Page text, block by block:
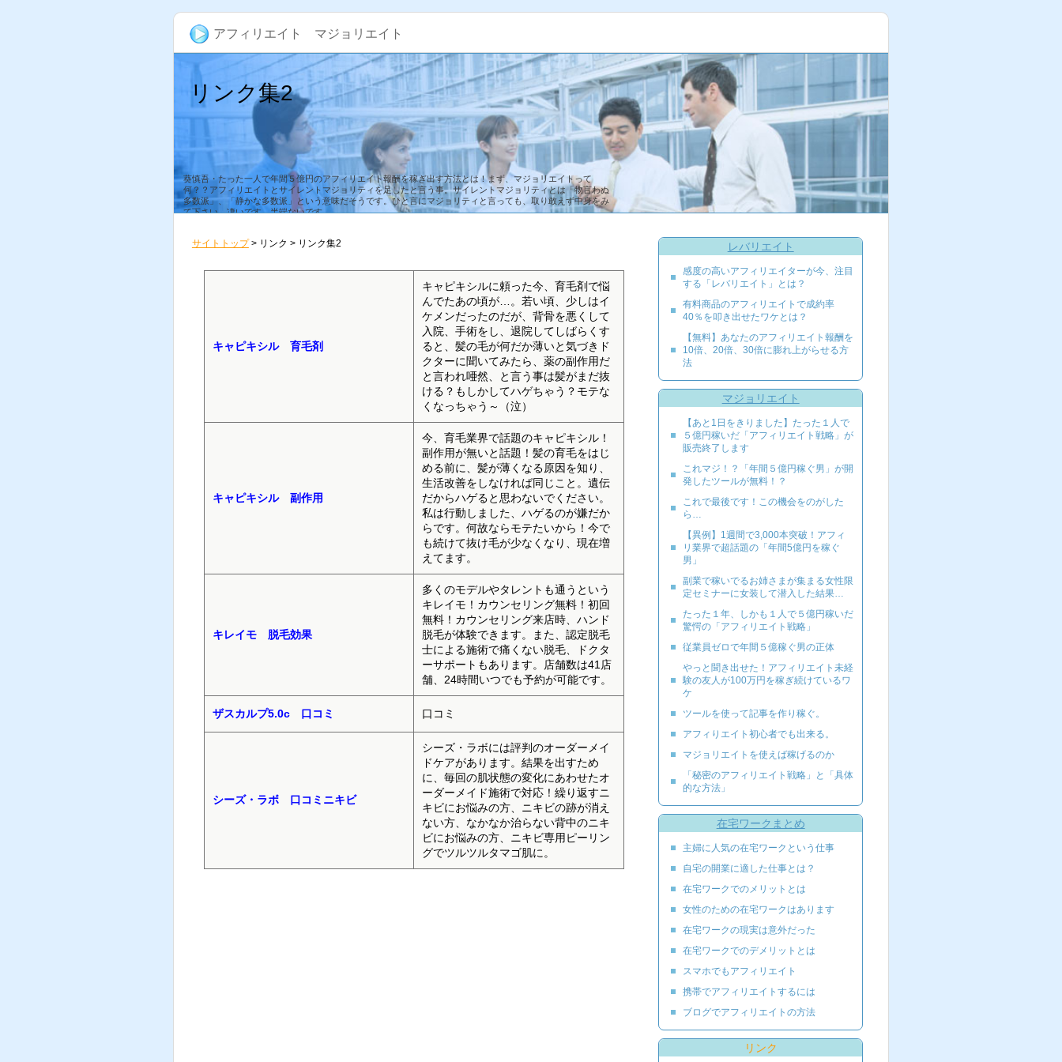
アフィリエイト マジョリエイト
リンク集2
葵慎吾・たった一人で年間５億円のアフィリエイト報酬を稼ぎ出す方法とは！まず、マジョリエイトって
何？？アフィリエイトとサイレントマジョリティを足したと言う事。サイレントマジョリティとは「物言わぬ
多数派」、「静かな多数派」という意味だそうです。ひと言にマジョリティと言っても、取り敢えず中身をみ
て下さい。凄いです。半端ないです。
サイトトップ> リンク > リンク集2
キャピキシル 育毛剤
キャピキシルに頼った今、育毛剤で悩
んでたあの頃が…。若い頃、少しはイ
ケメンだったのだが、背骨を悪くして
入院、手術をし、退院してしばらくす
ると、髪の毛が何だか薄いと気づきド
クターに聞いてみたら、薬の副作用だ
と言われ唖然、と言う事は髪がまだ抜
ける？もしかしてハゲちゃう？モテな
くなっちゃう～（泣）
キャピキシル 副作用
今、育毛業界で話題のキャピキシル！
副作用が無いと話題！髪の育毛をはじ
める前に、髪が薄くなる原因を知り、
生活改善をしなければ同じこと。遺伝
だからハゲると思わないでください。
私は行動しました、ハゲるのが嫌だか
らです。何故ならモテたいから！今で
も続けて抜け毛が少なくなり、現在増
えてます。
キレイモ 脱毛効果
多くのモデルやタレントも通うという
キレイモ！カウンセリング無料！初回
無料！カウンセリング来店時、ハンド
脱毛が体験できます。また、認定脱毛
士による施術で痛くない脱毛、ドクタ
ーサポートもあります。店舗数は41店
舗、24時間いつでも予約が可能です。
ザスカルプ5.0c 口コミ 口コミ
シーズ・ラボ 口コミニキビ
シーズ・ラボには評判のオーダーメイ
ドケアがあります。結果を出すため
に、毎回の肌状態の変化にあわせたオ
ーダーメイド施術で対応！繰り返すニ
キビにお悩みの方、ニキビの跡が消え
ない方、なかなか治らない背中のニキ
ビにお悩みの方、ニキビ専用ピーリン
グでツルツルタマゴ肌に。
レバリエイト
感度の高いアフィリエイターが今、注目
する「レバリエイト」とは？
有料商品のアフィリエイトで成約率
40％を叩き出せたワケとは？
【無料】あなたのアフィリエイト報酬を
10倍、20倍、30倍に膨れ上がらせる方
法
マジョリエイト
【あと1日をきりました】たった１人で
５億円稼いだ「アフィリエイト戦略」が
販売終了します
これマジ！？「年間５億円稼ぐ男」が開
発したツールが無料！？
これで最後です！この機会をのがした
ら…
【異例】1週間で3,000本突破！アフィ
リ業界で超話題の「年間5億円を稼ぐ
男」
副業で稼いでるお姉さまが集まる女性限
定セミナーに女装して潜入した結果…
たった１年、しかも１人で５億円稼いだ
驚愕の「アフィリエイト戦略」
従業員ゼロで年間５億稼ぐ男の正体
やっと聞き出せた！アフィリエイト未経
験の友人が100万円を稼ぎ続けているワ
ケ
ツールを使って記事を作り稼ぐ。
アフィりエイト初心者でも出来る。
マジョリエイトを使えば稼げるのか
「秘密のアフィリエイト戦略」と「具体
的な方法」
在宅ワークまとめ
主婦に人気の在宅ワークという仕事
自宅の開業に適した仕事とは？
在宅ワークでのメリットとは
女性のための在宅ワークはあります
在宅ワークの現実は意外だった
在宅ワークでのデメリットとは
スマホでもアフィリエイト
携帯でアフィリエイトするには
ブログでアフィリエイトの方法
リンク